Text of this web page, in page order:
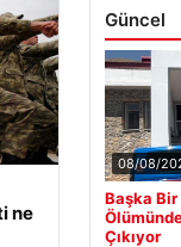
ne
Güncel
08/08/
Başka Bir
Çıkıyor